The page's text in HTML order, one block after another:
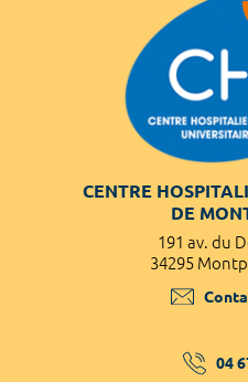
CENTRE
DE
191 av. du
34295
04